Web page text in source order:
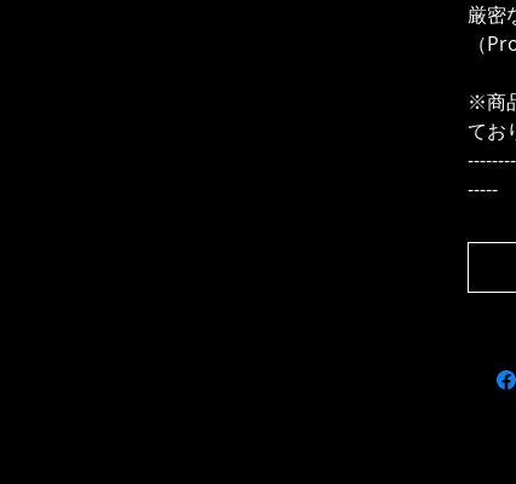
厳密
（
※商
てお
-----